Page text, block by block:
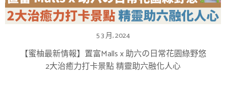
5 3 月, 2024
【蜜柚最新情報】置富Malls x 助六の日常花園綠野悠
2大治癒力打卡景點 精靈助六融化人心